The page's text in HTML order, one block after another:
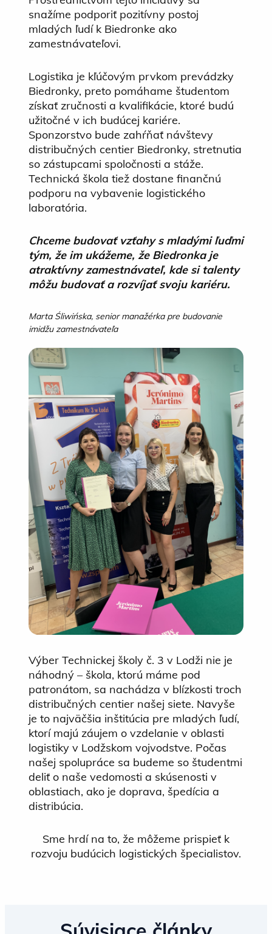
snažíme podporiť pozitívny postoj
mladých ľudí k Biedronke ako
zamestnávateľovi.
Logistika je kľúčovým prvkom prevádzky
Biedronky, preto pomáhame študentom
získať zručnosti a kvalifikácie, ktoré budú
užitočné v ich budúcej kariére.
Sponzorstvo bude zahŕňať návštevy
distribučných centier Biedronky, stretnutia
so zástupcami spoločnosti a stáže.
Technická škola tiež dostane finančnú
podporu na vybavenie logistického
laboratória.
Chceme budovať vzťahy s mladými ľuďmi
tým, že im ukážeme, že Biedronka je
atraktívny zamestnávateľ, kde si talenty
môžu budovať a rozvíjať svoju kariéru.
Marta Śliwińska, senior manažérka pre budovanie
imidžu zamestnávateľa
Výber Technickej školy č. 3 v Lodži nie je
náhodný – škola, ktorú máme pod
patronátom, sa nachádza v blízkosti troch
distribučných centier našej siete. Navyše
je to najväčšia inštitúcia pre mladých ľudí,
ktorí majú záujem o vzdelanie v oblasti
logistiky v Lodžskom vojvodstve. Počas
našej spolupráce sa budeme so študentmi
deliť o naše vedomosti a skúsenosti v
oblastiach, ako je doprava, špedícia a
distribúcia.
Sme hrdí na to, že môžeme prispieť k
rozvoju budúcich logistických špecialistov.